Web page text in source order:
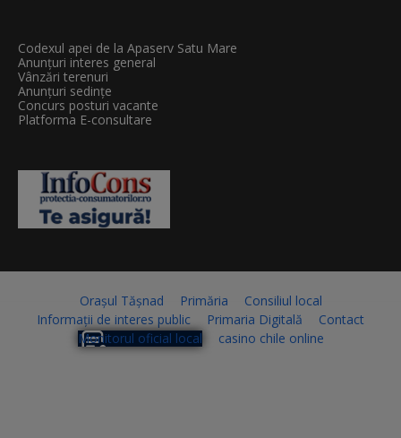
Codexul apei de la Apaserv Satu Mare
Anunțuri interes general
Vânzări terenuri
Anunțuri sedințe
Concurs posturi vacante
Platforma E-consultare
Orașul Tășnad Primăria
Consiliul local
Informații de interes public
Primaria Digitală
Contact
Monitorul oficial local
casino chile online